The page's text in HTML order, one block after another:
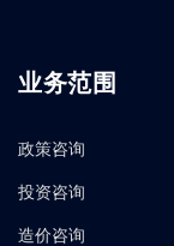
业务范围
政策咨询
投资咨询
造价咨询